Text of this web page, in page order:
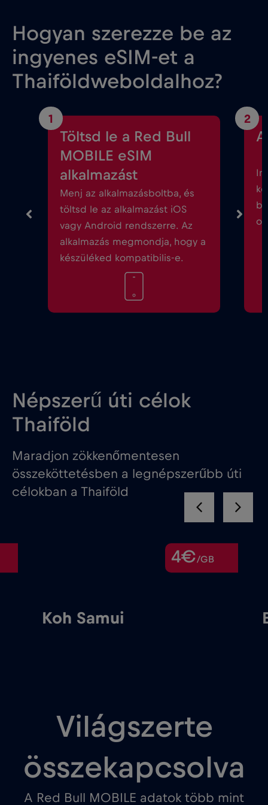
Hogyan szerezze be az
ingyenes eSIM-et a
Thaiföldweboldalhoz?
1
Töltsd le a Red Bull
MOBILE eSIM
alkalmazást
Menj az alkalmazásboltba, és
töltsd le az alkalmazást iOS
vagy Android rendszerre. Az
alkalmazás megmondja, hogy a
készüléked kompatibilis-e.
2
Népszerű úti célok
Thaiföld
Maradjon zökkenőmentesen
összeköttetésben a legnépszerűbb úti
célokban a Thaiföld
Samui
Világszerte
összekapcsolva
A Red Bull MOBILE adatok több mint